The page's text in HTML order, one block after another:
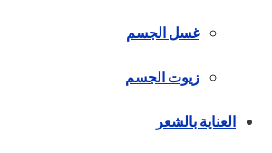
غسل الجسم
زيوت الجسم
العناية بالشعر